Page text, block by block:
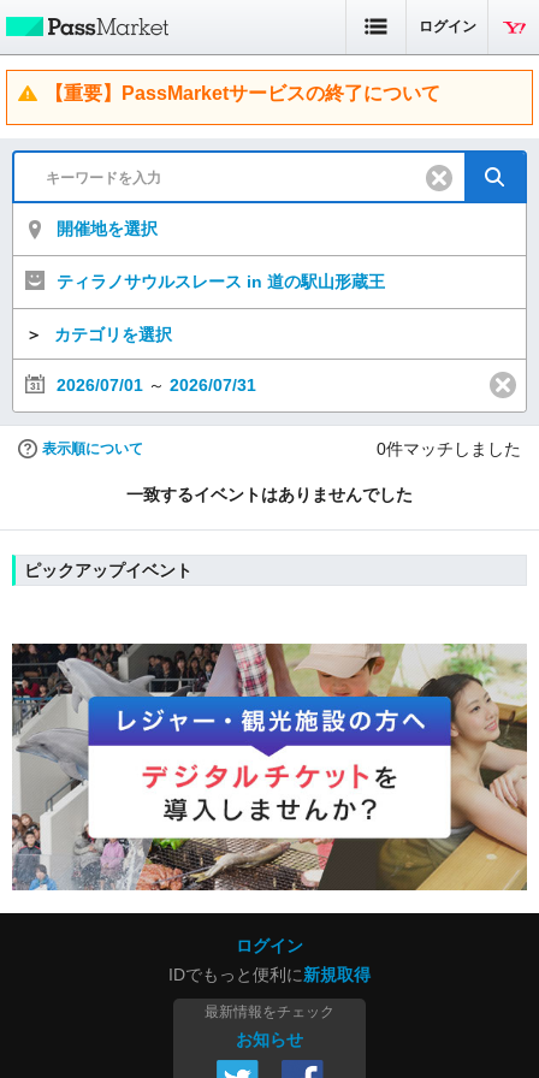
ログイン
【重要】PassMarketサービスの終了について
開催地を選択
ティラノサウルスレース in 道の駅山形蔵王
＞ カテゴリを選択
2026/07/01 ～ 2026/07/31
表示順について 0件マッチしました
一致するイベントはありませんでした
ピックアップイベント
ログイン
IDでもっと便利に新規取得
最新情報をチェック
お知らせ